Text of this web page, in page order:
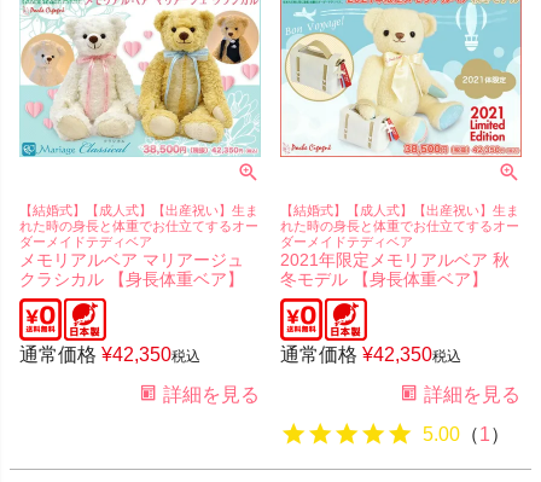
【結婚式】【成人式】【出産祝い】生ま
れた時の身長と体重でお仕立てするオー
ダーメイドテディベア
メモリアルベア マリアージュ
クラシカル 【身長体重ベア】
通常価格 ¥42,350税込
詳細を見る
【結婚式】【成人式】【出産祝い】生ま
れた時の身長と体重でお仕立てするオー
ダーメイドテディベア
2021年限定メモリアルベア 秋
冬モデル 【身長体重ベア】
通常価格 ¥42,350税込
詳細を見る
5.00 （1）